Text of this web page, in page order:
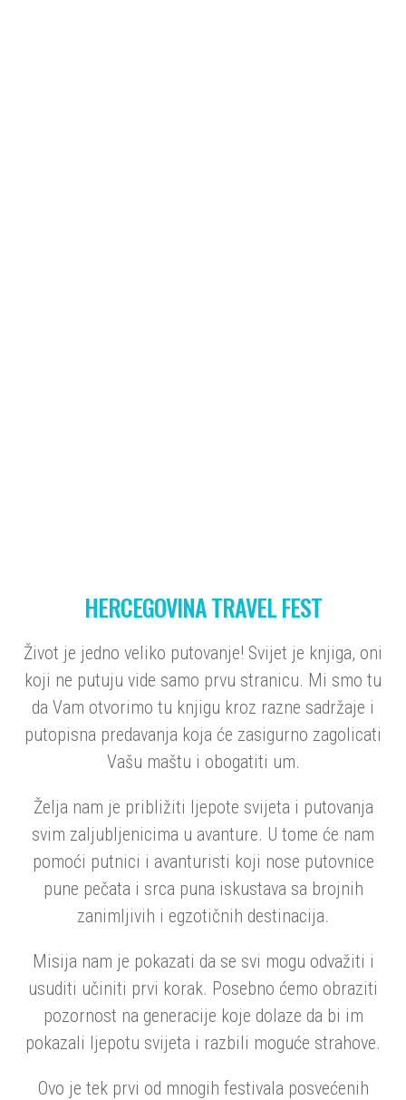
HERCEGOVINA TRAVEL FEST
Život je jedno veliko putovanje! Svijet je knjiga, oni
koji ne putuju vide samo prvu stranicu. Mi smo tu
da Vam otvorimo tu knjigu kroz razne sadržaje i
putopisna predavanja koja će zasigurno zagolicati
Vašu maštu i obogatiti um.
Želja nam je približiti ljepote svijeta i putovanja
svim zaljubljenicima u avanture. U tome će nam
pomoći putnici i avanturisti koji nose putovnice
pune pečata i srca puna iskustava sa brojnih
zanimljivih i egzotičnih destinacija.
Misija nam je pokazati da se svi mogu odvažiti i
usuditi učiniti prvi korak. Posebno ćemo obraziti
pozornost na generacije koje dolaze da bi im
pokazali ljepotu svijeta i razbili moguće strahove.
Ovo je tek prvi od mnogih festivala posvećenih